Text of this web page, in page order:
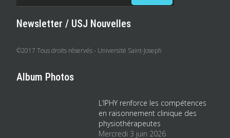
Newsletter / USJ Nouvelles
©2017 Tous droits réservés - Université Saint-Joseph
Album Photos
L’IPHY renforce les compétences
en raisonnement clinique des
physiothérapeutes
Mercredi 3 juin 2026